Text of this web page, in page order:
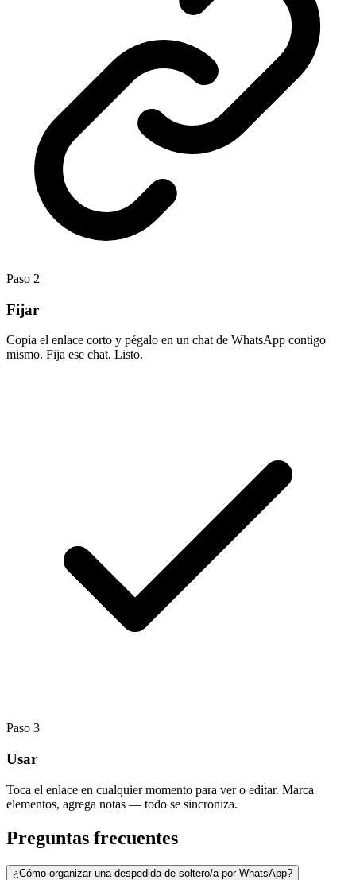
Paso 2
Fijar
Copia el enlace corto y pégalo en un chat de WhatsApp contigo
mismo. Fija ese chat. Listo.
Paso 3
Usar
Toca el enlace en cualquier momento para ver o editar. Marca
elementos, agrega notas — todo se sincroniza.
Preguntas frecuentes
¿Cómo organizar una despedida de soltero/a por WhatsApp?